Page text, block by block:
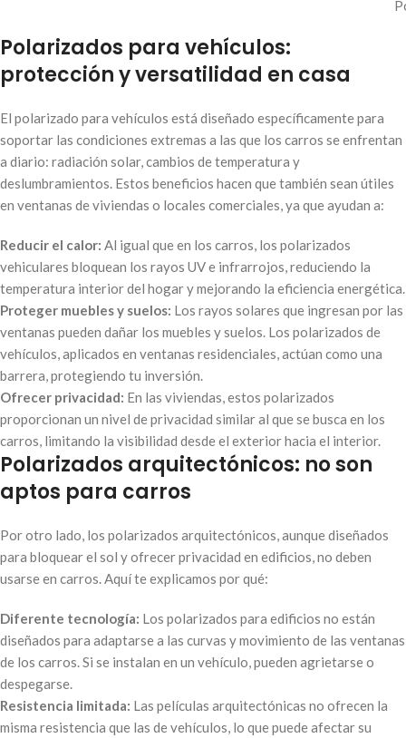
Polarizados para vehículos:
protección y versatilidad en casa
El polarizado para vehículos está diseñado específicamente para
soportar las condiciones extremas a las que los carros se enfrentan
a diario: radiación solar, cambios de temperatura y
deslumbramientos. Estos beneficios hacen que también sean útiles
en ventanas de viviendas o locales comerciales, ya que ayudan a:
Reducir el calor: Al igual que en los carros, los polarizados
vehiculares bloquean los rayos UV e infrarrojos, reduciendo la
temperatura interior del hogar y mejorando la eficiencia energética.
Proteger muebles y suelos: Los rayos solares que ingresan por las
ventanas pueden dañar los muebles y suelos. Los polarizados de
vehículos, aplicados en ventanas residenciales, actúan como una
barrera, protegiendo tu inversión.
Ofrecer privacidad: En las viviendas, estos polarizados
proporcionan un nivel de privacidad similar al que se busca en los
carros, limitando la visibilidad desde el exterior hacia el interior.
Polarizados arquitectónicos: no son
aptos para carros
Por otro lado, los polarizados arquitectónicos, aunque diseñados
para bloquear el sol y ofrecer privacidad en edificios, no deben
usarse en carros. Aquí te explicamos por qué:
Diferente tecnología: Los polarizados para edificios no están
diseñados para adaptarse a las curvas y movimiento de las ventanas
de los carros. Si se instalan en un vehículo, pueden agrietarse o
despegarse.
Resistencia limitada: Las películas arquitectónicas no ofrecen la
misma resistencia que las de vehículos, lo que puede afectar su